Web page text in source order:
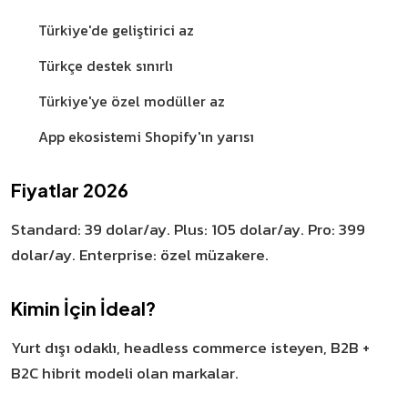
Türkiye'de geliştirici az
Türkçe destek sınırlı
Türkiye'ye özel modüller az
App ekosistemi Shopify'ın yarısı
Fiyatlar 2026
Standard: 39 dolar/ay. Plus: 105 dolar/ay. Pro: 399
dolar/ay. Enterprise: özel müzakere.
Kimin İçin İdeal?
Yurt dışı odaklı, headless commerce isteyen, B2B +
B2C hibrit modeli olan markalar.